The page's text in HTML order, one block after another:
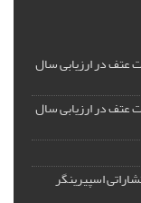
عتف در ارزیابی سال
عتف در ارزیابی سال
اسپیرینگر